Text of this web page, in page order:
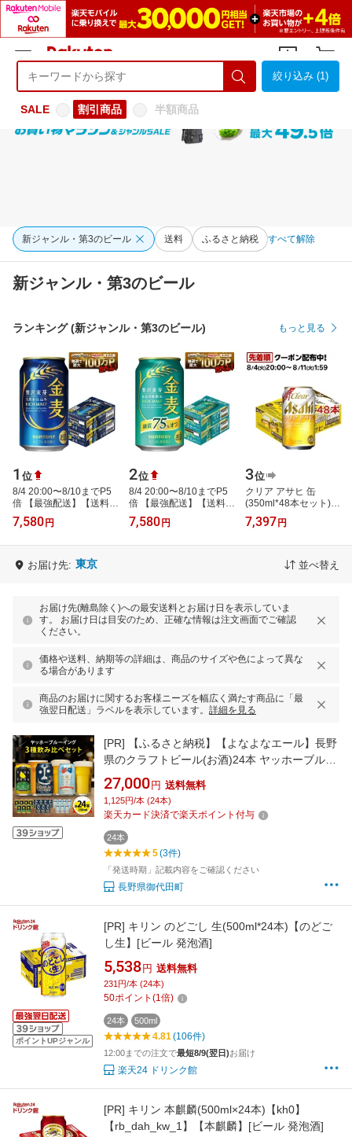
ようこそ 楽天市場へ ログイン
絞り込み (1)
SALE 割引商品 半額商品
新ジャンル・第3のビール 送料 ふるさと納税 すべて解除
新ジャンル・第3のビール
ランキング (新ジャンル・第3のビール) もっと見る
1 位
8/4 20:00〜8/10までP5
倍 【最強配送】【送料無
料】金麦 350ml×2ケー
ス/48本 ビール 新ジャン
7,580 円
2位
8/4 20:00〜8/10までP5
倍 【最強配送】【送料無
料】サントリー 金麦 糖
質75％オフ 350ml×2ケ
7,580 円
3位
クリア アサヒ 缶
(350ml*48本セット)
【rb_dah_kw_1】【クリ
ア アサヒ】[アサヒビー
7,397 円
お届け先: 東京 並べ替え
お届け先(離島除く)への最安送料とお届け日を表示していま
す。 お届け日は目安のため、正確な情報は注文画面でご確認
ください。
価格や送料、納期等の詳細は、商品のサイズや色によって異な
る場合があります
商品のお届けに関するお客様ニーズを幅広く満たす商品に「最
強翌日配送」ラベルを表示しています。 詳細を見る
[PR]
【ふるさと納税】【よなよなエール】長野
県のクラフトビール(お酒)24本 ヤッホーブルー
イングの3種飲み比べビール_よなよな お酒 酒
家飲み 宅飲み 晩酌 長野県 長野 まとめ買い ご
当地ビール プレゼント 【1413382】
27,000 円 送料無料
1,125円/本 (24本)
楽天カード決済で楽天ポイント付与
24本
5(3件)
「発送時期」記載内容をご確認ください
長野県御代田町
ポイントUPジャンル
[PR] キリン のどごし 生(500ml*24本)【のどご
し生】[ビール 発泡酒]
5,538 円 送料無料
231円/本 (24本)
50ポイント (1倍)
24本 500ml
4.81(106件)
12:00までの注文で最短8/9(翌日)お届け
楽天24 ドリンク館
[PR] キリン 本麒麟(500ml×24本)【kh0】
【rb_dah_kw_1】【本麒麟】[ビール 発泡酒]